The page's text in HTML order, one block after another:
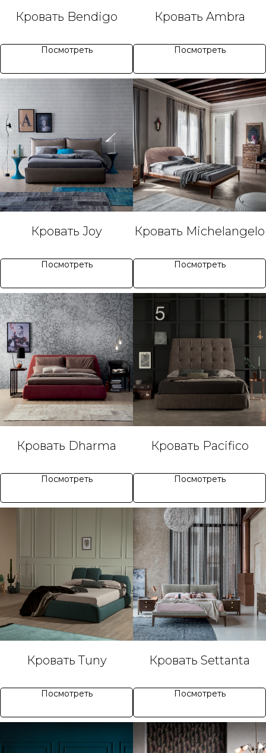
Кровать Bendigo
Посмотреть
Кровать Ambra
Посмотреть
Кровать Joy
Посмотреть
Кровать Michelangelo
Посмотреть
Кровать Dharma
Посмотреть
Кровать Pacifico
Посмотреть
Кровать Tuny
Посмотреть
Кровать Settanta
Посмотреть